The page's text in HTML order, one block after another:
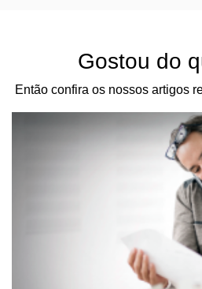
Gostou do
Então confira os nossos artigos